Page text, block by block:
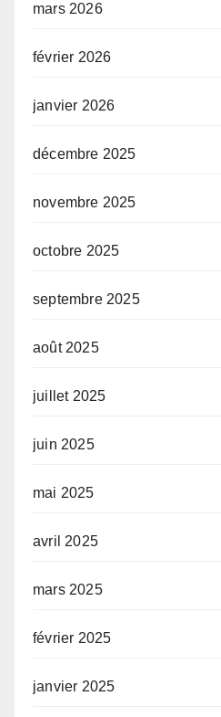
mars 2026
février 2026
janvier 2026
décembre 2025
novembre 2025
octobre 2025
septembre 2025
août 2025
juillet 2025
juin 2025
mai 2025
avril 2025
mars 2025
février 2025
janvier 2025